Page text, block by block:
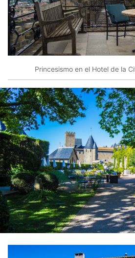
Princesismo en el Hotel de la